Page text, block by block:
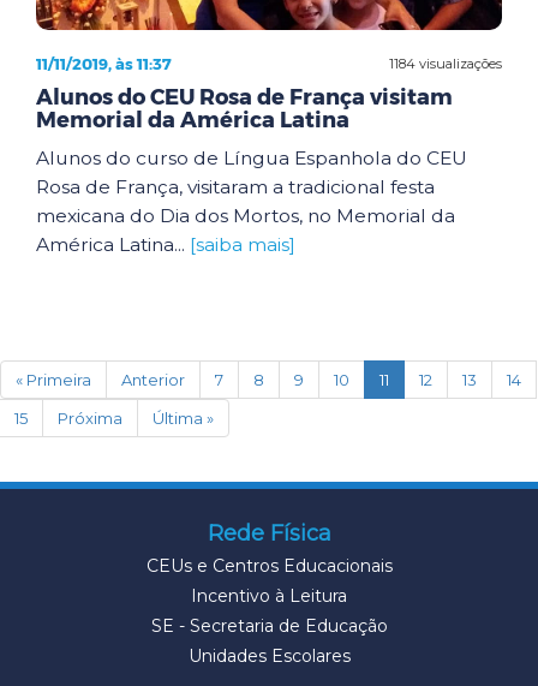
1184 visualizações
11/11/2019, às 11:37
Alunos do CEU Rosa de França visitam
Memorial da América Latina
Alunos do curso de Língua Espanhola do CEU
Rosa de França, visitaram a tradicional festa
mexicana do Dia dos Mortos, no Memorial da
América Latina... [saiba mais]
« Primeira Anterior 7 8 9 10 11 (current)
12 13
14
15
Próxima Última »
Rede Física
CEUs e Centros Educacionais
Incentivo à Leitura
SE - Secretaria de Educação
Unidades Escolares